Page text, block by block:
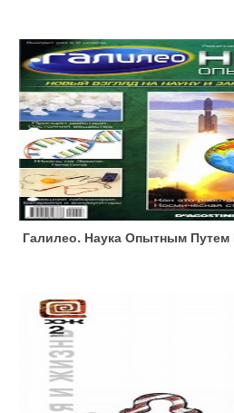
Галилео. Наука Опытным Путем